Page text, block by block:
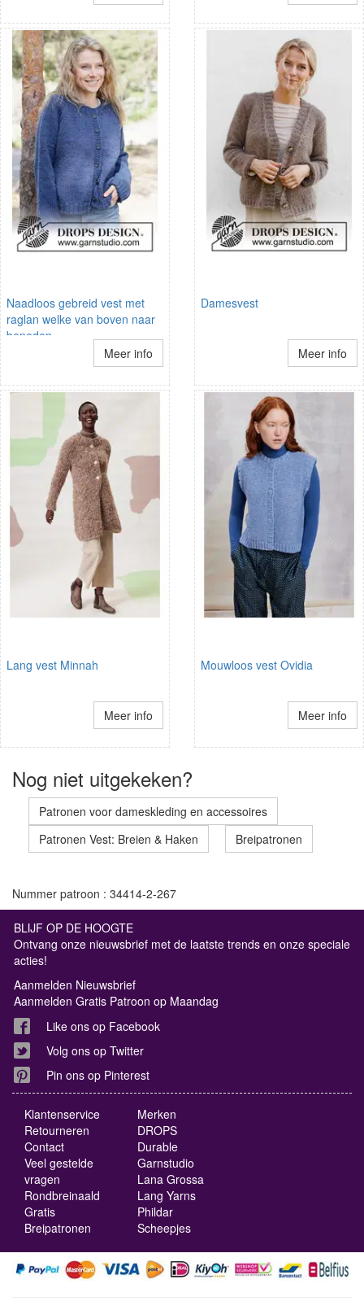
Naadloos gebreid vest met
raglan welke van boven naar
beneden
Meer info
Damesvest
Meer info
Lang vest Minnah
Meer info
Mouwloos vest Ovidia
Meer info
Nog niet uitgekeken?
Patronen voor dameskleding en accessoires
Patronen Vest: Breien & Haken
Breipatronen
Nummer patroon : 34414-2-267
BLIJF OP DE HOOGTE
Ontvang onze nieuwsbrief met de laatste trends en onze speciale
acties!
Aanmelden Nieuwsbrief
Aanmelden Gratis Patroon op Maandag
Like ons op Facebook
Volg ons op Twitter
Pin ons op Pinterest
Klantenservice
Retourneren
Contact
Veel gestelde
vragen
Rondbreinaald
Gratis
Breipatronen
Merken
DROPS
Durable
Garnstudio
Lana Grossa
Lang Yarns
Phildar
Scheepjes